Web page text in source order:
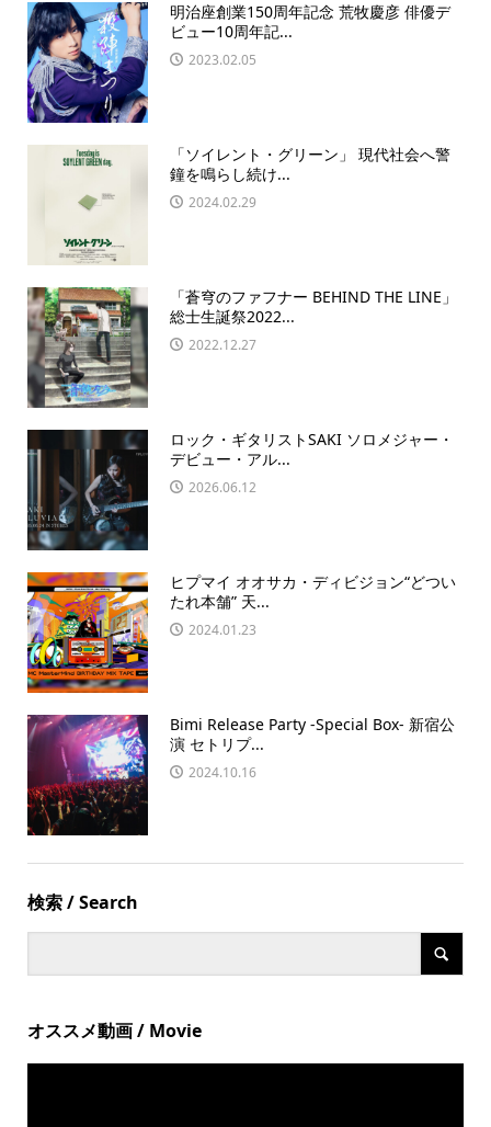
明治座創業150周年記念 荒牧慶彦 俳優デ
ビュー10周年記...
2023.02.05
「ソイレント・グリーン」 現代社会へ警
鐘を鳴らし続け...
2024.02.29
「蒼穹のファフナー BEHIND THE LINE」
総士生誕祭2022...
2022.12.27
ロック・ギタリストSAKI ソロメジャー・
デビュー・アル...
2026.06.12
ヒプマイ オオサカ・ディビジョン“どつい
たれ本舗” 天...
2024.01.23
Bimi Release Party -Special Box- 新宿公
演 セトリプ...
2024.10.16
検索 / Search
オススメ動画 / Movie